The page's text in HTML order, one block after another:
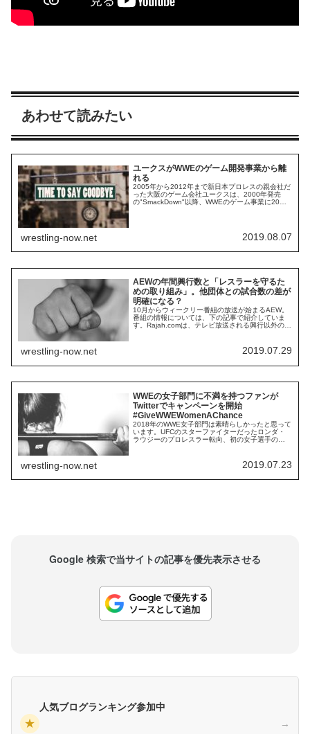
あわせて読みたい
ユークスがWWEのゲーム開発事業から離
れる
2005年から2012年まで新日本プロレスの親会社だ
った大阪のゲーム会社ユークスは、2000年発売
の"SmackDown"以降、WWEのゲーム事業に20年
wrestling-now.net 2019.08.07
AEWの年間興行数と「レスラーを守るた
めの取り組み」。他団体との試合数の差が
明確になる？
10月からウィークリー番組の放送が始まるAEW。
番組の情報については、下の記事で紹介していま
す。Rajah.comは、テレビ放送される興行以外の部
の他の興行は土曜日の夜のハウスショーになる ト
ップレスラーたちがフレッシュかつ健康で、素晴
wrestling-now.net 2019.07.29
WWEの女子部門に不満を持つファンが
Twitterでキャンペーンを開始
#GiveWWEWomenAChance
2018年のWWE女子部門は素晴らしかったと思って
います。UFCのスターファイターだったロンダ・
ラウジーのプロレスラー転向、初の女子選手のみ
のメインイベントが史上初の女子選手による試合
になったことにも、その勢いが現れています。し
wrestling-now.net 2019.07.23
Google 検索で当サイトの記事を優先表示させる
★
人気ブログランキング参加中
→